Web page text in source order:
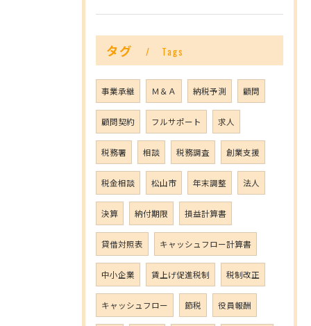
タグ Tags
事業承継 Ｍ＆Ａ 納税予測 顧問
顧問契約 フルサポート 求人
税務署 相談 税務調査 創業支援
税金相談 松山市 年末調整 法人
決算 納付期限 損益計算書
貸借対照表 キャッシュフロー計算書
中小企業 賃上げ促進税制 税制改正
キャッシュフロー 節税 役員報酬